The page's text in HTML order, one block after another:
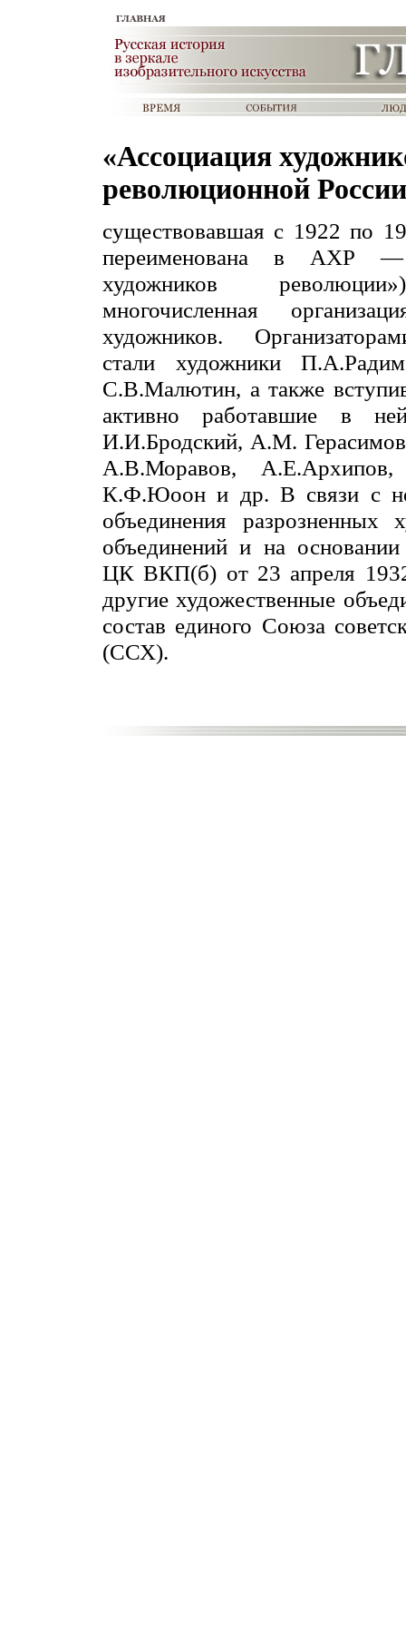
«Ассоциация
революционной
существовавшая с 1922 по
переименована в АХР —
художников
многочисленная
художников.
стали художники
С.В.Малютин, а также
активно работавшие в
И.И.Бродский, А.М.
А.В.Моравов, А.Е.Архипов,
К.Ф.Юоон и др. В связи с
объединения разрозненных
объединений и на основании
ЦК ВКП(б) от 23 апреля
другие художественные
состав единого Союза
(ССХ).